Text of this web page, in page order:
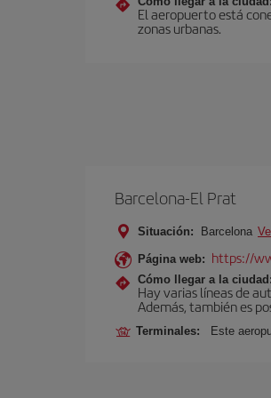
El aeropuerto está
zonas urbanas.
Barcelona-El Prat
Situación: Barcelona
Página web: https://
Cómo llegar a la ciudad:
Hay varias líneas de
Además, también es
Terminales: Este